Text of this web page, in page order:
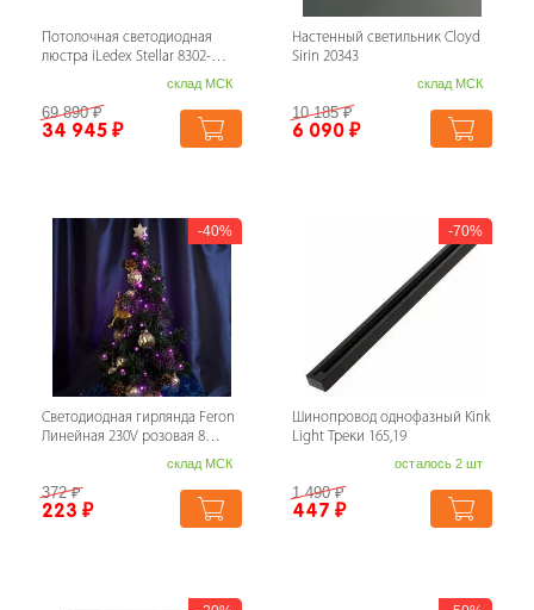
Потолочная светодиодная
люстра iLedex Stellar 8302-
склад МСК
69 890₽
34 945 ₽
Настенный светильник Cloyd
Sirin 20343
склад МСК
10 185₽
6 090 ₽
40%
Светодиодная гирлянда Feron
Линейная 230V розовая 8
склад МСК
372₽
223 ₽
70%
Шинопровод однофазный Kink
Light Треки 165,19
осталось 2 шт
1 490₽
447 ₽